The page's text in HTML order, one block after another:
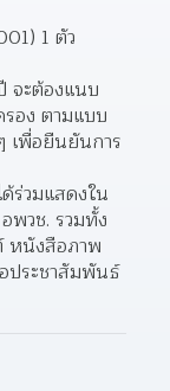
1 ตัว
จะต้องแนบ
รอง ตามแบบ
เพื่อยืนยันการ
ร่วมแสดงใน
พวช. รวมทั้ง
หนังสือภาพ
ประชาสัมพันธ์